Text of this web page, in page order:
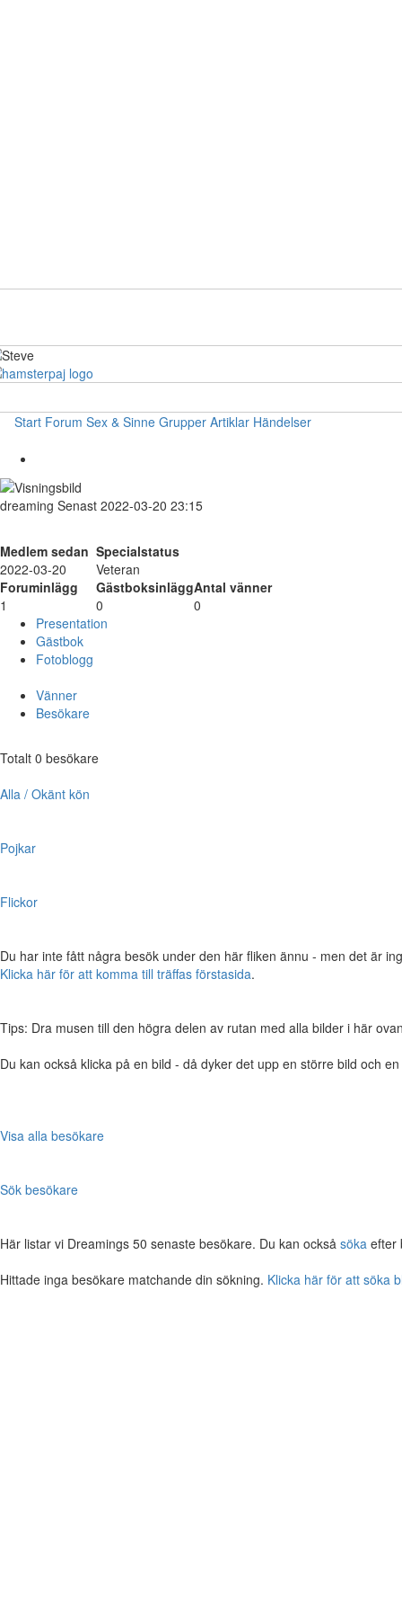
Start Forum Sex & Sinne Grupper Artiklar Händelser
dreaming Senast 2022-03-20 23:15
Medlem sedan Specialstatus
2022-03-20
Veteran
Foruminlägg
GästboksinläggAntal vänner
1
0
0
Presentation
Gästbok
Fotoblogg
Vänner
Besökare
Totalt 0 besökare
Alla / Okänt kön
Pojkar
Flickor
Du har inte fått några besök under den här fliken ännu - men det är
Klicka här för att komma till träffas förstasida.
Tips: Dra musen till den högra delen av rutan med alla bilder i här
Du kan också klicka på en bild - då dyker det upp en större bild och
Visa alla besökare
Sök besökare
Här listar vi Dreamings 50 senaste besökare. Du kan också söka efter
Hittade inga besökare matchande din sökning. Klicka här för att söka